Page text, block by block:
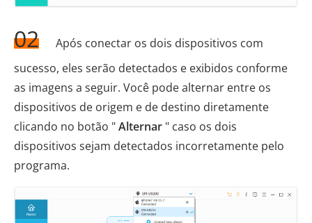
02
Após conectar os dois dispositivos com
sucesso, eles serão detectados e exibidos conforme
as imagens a seguir. Você pode alternar entre os
dispositivos de origem e de destino diretamente
clicando no botão "Alternar " caso os dois
dispositivos sejam detectados incorretamente pelo
programa.